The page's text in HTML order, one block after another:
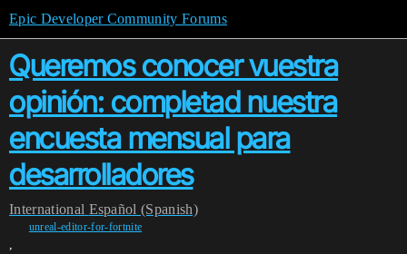
Epic Developer Community Forums
Queremos conocer vuestra
opinión: completad nuestra
encuesta mensual para
desarrolladores
International Español (Spanish)
unreal-editor-for-fortnite
,